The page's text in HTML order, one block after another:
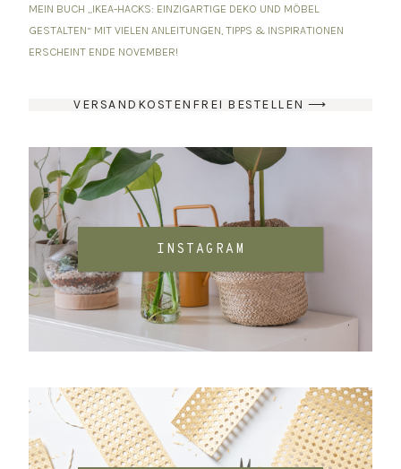
MEIN BUCH „IKEA-HACKS: EINZIGARTIGE DEKO UND MÖBEL
GESTALTEN“ MIT VIELEN ANLEITUNGEN, TIPPS & INSPIRATIONEN
ERSCHEINT ENDE NOVEMBER!
VERSANDKOSTENFREI BESTELLEN ⟶
INSTAGRAM